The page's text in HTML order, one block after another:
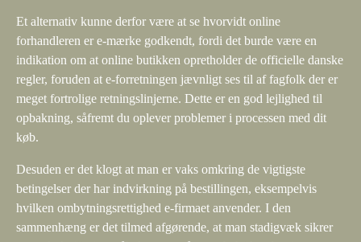
Et alternativ kunne derfor være at se hvorvidt online
forhandleren er e-mærke godkendt, fordi det burde være en
indikation om at online butikken opretholder de officielle danske
regler, foruden at e-forretningen jævnligt ses til af fagfolk der er
meget fortrolige retningslinjerne. Dette er en god lejlighed til
opbakning, såfremt du oplever problemer i processen med dit
køb.
Desuden er det klogt at man er vaks omkring de vigtigste
betingelser der har indvirkning på bestillingen, eksempelvis
hvilken ombytningsrettighed e-firmaet anvender. I den
sammenhæng er det tilmed afgørende, at man stadigvæk sikrer